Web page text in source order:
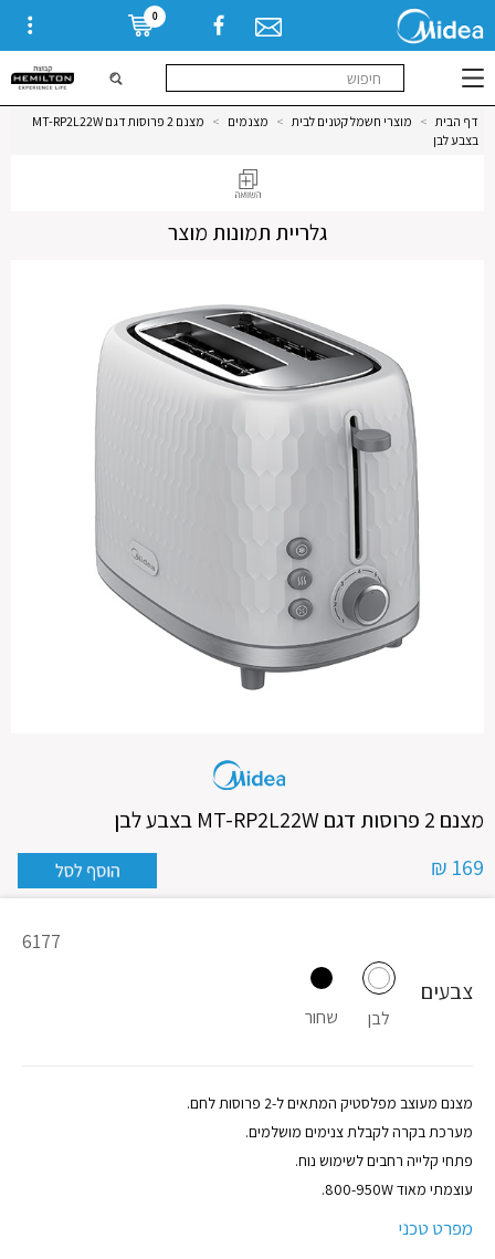
0
דף הבית > מוצרי חשמל קטנים לבית > מצנמים >
מצנם 2 פרוסות דגם MT-RP2L22W
בצבע לבן
גלריית תמונות מוצר
מצנם 2 פרוסות דגם MT-RP2L22W בצבע לבן
169 ₪
מק"ט
6177
צבעים
לבן שחור
מצנם מעוצב מפלסטיק המתאים ל-2 פרוסות לחם.
מערכת בקרה לקבלת צנימים מושלמים.
פתחי קלייה רחבים לשימוש נוח.
עוצמתי מאוד 800-950W.
מפרט טכני